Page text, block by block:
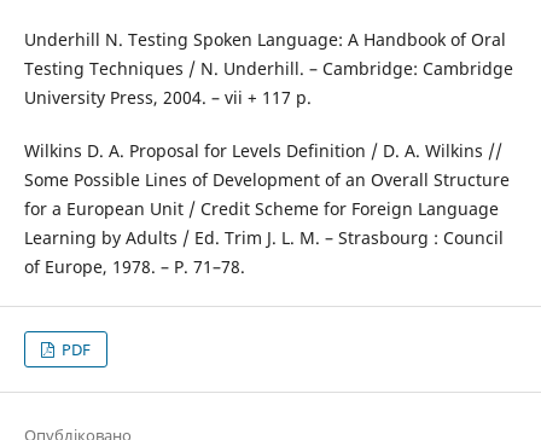
Underhill N. Testing Spoken Language: A Handbook of Oral
Testing Techniques / N. Underhill. – Cambridge: Cambridge
University Press, 2004. – vii + 117 p.
Wilkins D. A. Proposal for Levels Definition / D. A. Wilkins //
Some Possible Lines of Development of an Overall Structure
for a European Unit / Credit Scheme for Foreign Language
Learning by Adults / Ed. Trim J. L. M. – Strasbourg : Council
of Europe, 1978. – P. 71–78.
PDF
Опубліковано